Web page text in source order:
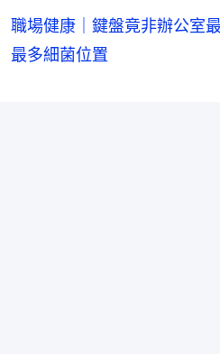
職場健康｜鍵盤竟非辦公
最多細菌位置